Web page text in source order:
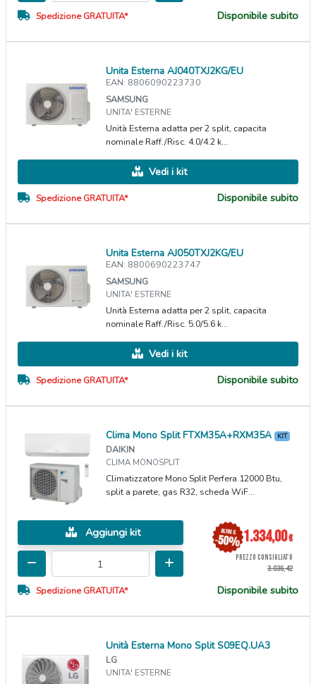
Spedizione GRATUITA* Disponibile subito
Unita Esterna AJ040TXJ2KG/EU
EAN: 8806090223730
SAMSUNG
UNITA' ESTERNE
Unità Esterna adatta per 2 split, capacita
nominale Raff./Risc. 4.0/4.2 k...
Vedi i kit
Spedizione GRATUITA* Disponibile subito
Unita Esterna AJ050TXJ2KG/EU
EAN: 8800690223747
SAMSUNG
UNITA' ESTERNE
Unità Esterna adatta per 2 split, capacita
nominale Raff./Risc. 5.0/5.6 k...
Vedi i kit
Spedizione GRATUITA* Disponibile subito
Clima Mono Split FTXM35A+RXM35A KIT
DAIKIN
CLIMA MONOSPLIT
Climatizzatore Mono Split Perfera 12000 Btu,
split a parete, gas R32, scheda WiF...
Aggiungi kit 1.334,00€
PREZZO CONSIGLIATO
3.036,42
Spedizione GRATUITA* Disponibile subito
Unità Esterna Mono Split S09EQ.UA3
LG
UNITA' ESTERNE